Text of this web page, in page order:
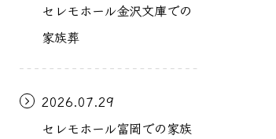
セレモホール金沢文庫での
家族葬
2026.07.29
セレモホール富岡での家族